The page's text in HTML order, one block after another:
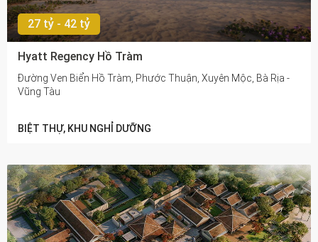
27 tỷ - 42 tỷ
Hyatt Regency Hồ Tràm
Đường Ven Biển Hồ Tràm, Phước Thuận, Xuyên Mộc, Bà Rịa -
Vũng Tàu
BIỆT THỰ, KHU NGHỈ DƯỠNG